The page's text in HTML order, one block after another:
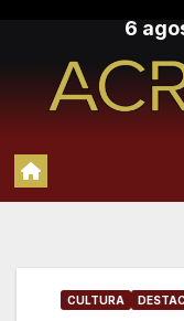
contenido
6
CULTURA